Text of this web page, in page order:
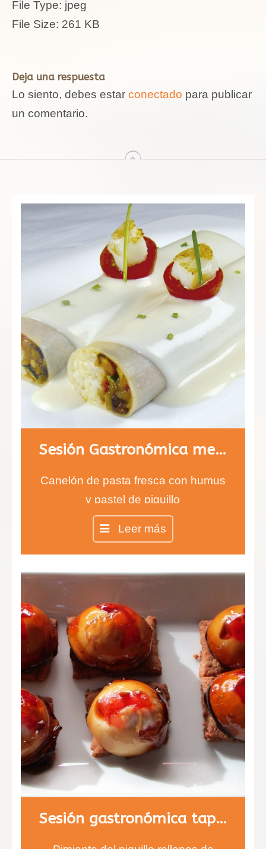
File Type: jpeg
File Size: 261 KB
Deja una respuesta
Lo siento, debes estar conectado para publicar
un comentario.
arriba
Sesión Gastronómica menú 2
Canelón de pasta fresca con humus
y pastel de piquillo
Calamares rellenos de verdura y
Esferas de yogurt con fresa y con
una suave membrana de módena.
Leer más
Sesión gastronómica tapas